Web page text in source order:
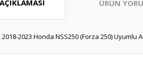
ÜRÜN
2018-2023 Honda NSS250 (Forza 250) Uyumlu